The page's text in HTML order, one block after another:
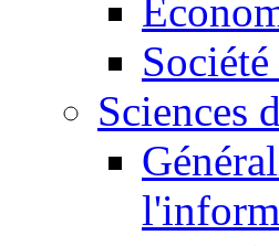
Sciences